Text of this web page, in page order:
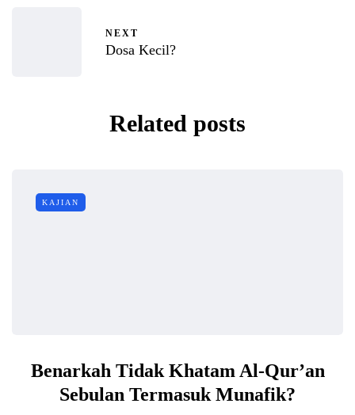
NEXT
Dosa Kecil?
Related posts
KAJIAN
Benarkah Tidak Khatam Al-Qur’an
Sebulan Termasuk Munafik?